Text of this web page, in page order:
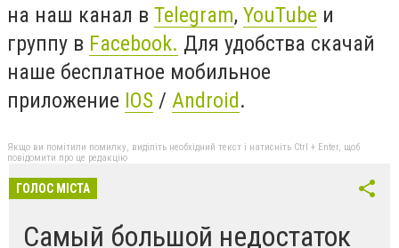
на наш канал в Telegram, YouTube и
группу в Facebook. Для удобства скачай
наше бесплатное мобильное
приложение IOS / Android.
Якщо ви помітили помилку, виділіть необхідний текст і натисніть Ctrl + Enter, щоб
повідомити про це редакцію
ГОЛОС МІСТА
Самый большой недостаток